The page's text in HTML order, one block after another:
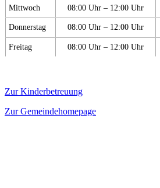
Mittwoch 08:00 Uhr – 12:00 Uhr
Donnerstag 08:00 Uhr – 12:00 Uhr
Freitag 08:00 Uhr – 12:00 Uhr
Zur Kinderbetreuung
Zur Gemeindehomepage